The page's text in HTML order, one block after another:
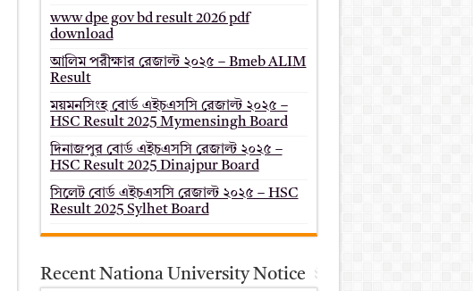
www dpe gov bd result 2026 pdf
download
আলিম পরীক্ষার রেজাল্ট ২০২৫ – Bmeb ALIM
Result
ময়মনসিংহ বোর্ড এইচএসসি রেজাল্ট ২০২৫ –
HSC Result 2025 Mymensingh Board
দিনাজপুর বোর্ড এইচএসসি রেজাল্ট ২০২৫ –
HSC Result 2025 Dinajpur Board
সিলেট বোর্ড এইচএসসি রেজাল্ট ২০২৫ – HSC
Result 2025 Sylhet Board
Recent Nationa University Notice